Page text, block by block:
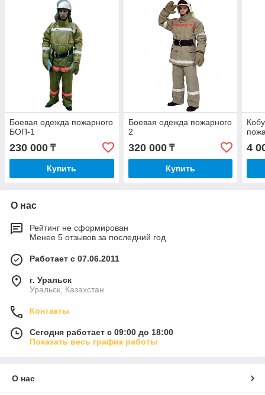
Боевая одежда пожарного
БОП-1
230 000 ₸
Купить
Боевая одежда пожарного
2
320 000₸
Купить
4
О нас
Рейтинг не сформирован
Менее 5 отзывов за последний год
Работает с 07.06.2011
г. Уральск
Уральск, Казахстан
Контакты
Сегодня работает с 09:00 до 18:00
Показать весь график работы
О нас